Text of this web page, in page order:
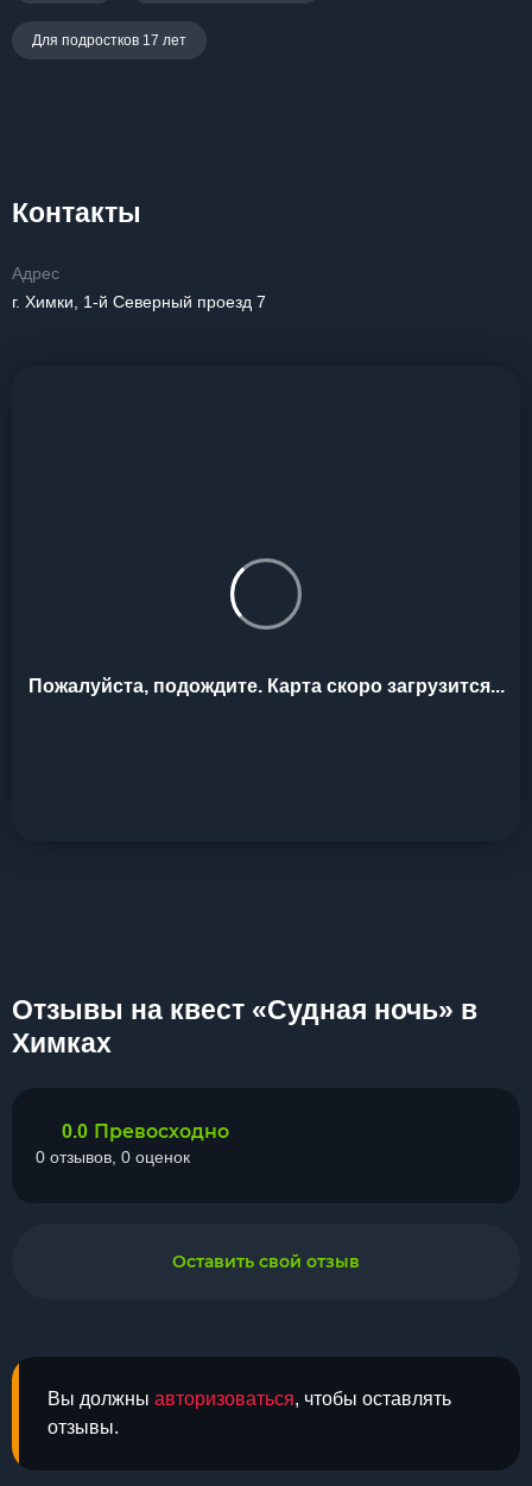
Для подростков 17 лет
Контакты
Адрес
г. Химки, 1-й Северный проезд 7
Пожалуйста, подождите. Карта скоро загрузится...
Отзывы на квест «Судная ночь» в
Химках
Вы должны авторизоваться, чтобы оставлять
отзывы.
0.0 Превосходно
0 отзывов, 0 оценок
Оставить свой отзыв